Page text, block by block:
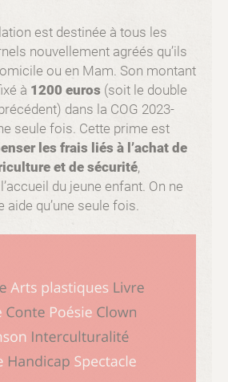
est destinée à tous les
nouvellement agréés qu’ils
ou en Mam. Son montant
à 1200 euros (soit le double
dans la COG 2023-
seule fois. Cette prime est
les frais liés à l’achat de
et de sécurité,
du jeune enfant. On ne
aide qu’une seule fois.